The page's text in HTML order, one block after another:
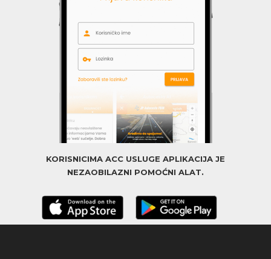
KORISNICIMA ACC USLUGE APLIKACIJA JE
NEZAOBILAZNI POMOĆNI ALAT.